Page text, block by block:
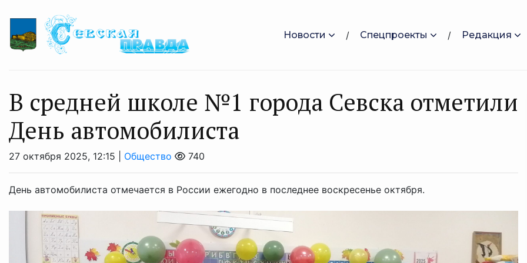
Новости Спецпроекты Редакция
В средней школе №1 города Севска отметили
День автомобилиста
27 октября 2025, 12:15 | Общество 740
День автомобилиста отмечается в России ежегодно в последнее воскресенье октября.